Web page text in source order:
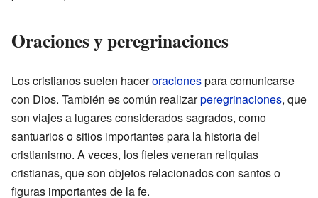
Oraciones y peregrinaciones
Los cristianos suelen haceroracionespara comunicarse
con Dios. También es común realizarperegrinaciones, que
son viajes a lugares considerados sagrados, como
santuarios o sitios importantes para la historia del
cristianismo. A veces, los fieles veneran reliquias
cristianas, que son objetos relacionados con santos o
figuras importantes de la fe.